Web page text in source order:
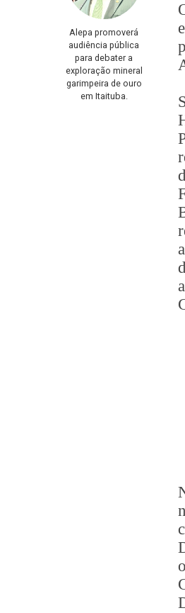
Alepa promoverá
audiência pública
para debater a
exploração mineral
garimpeira de ouro
em Itaituba.